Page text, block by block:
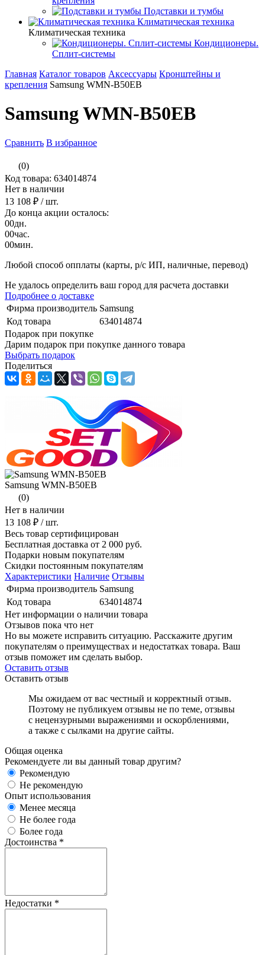
Подставки и тумбы
Климатическая техника
Климатическая техника
Кондиционеры.
Сплит-системы
Главная Каталог товаров Аксессуары Кронштейны и
крепления Samsung WMN-B50EB
Samsung WMN-B50EB
Сравнить В избранное
(0)
Код товара: 634014874
Нет в наличии
13 108 ₽ / шт.
До конца акции осталось:
00дн.
00час.
00мин.
Любой способ опплаты (карты, р/с ИП, наличные, перевод)
Не удалось определить ваш город для расчета доставки
Подробнее о доставке
Фирма производитель Samsung
Код товара
634014874
Подарок при покупке
Дарим подарок при покупке данного товара
Выбрать подарок
Поделиться
Samsung WMN-B50EB
(0)
Нет в наличии
13 108 ₽ / шт.
Весь товар сертифицирован
Бесплатная доставка от 2 000 руб.
Подарки новым покупателям
Скидки постоянным покупателям
Характеристики Наличие Отзывы
Фирма производитель Samsung
Код товара
634014874
Нет информации о наличии товара
Отзывов пока что нет
Но вы можете исправить ситуацию. Расскажите другим
покупателям о преимуществах и недостатках товара. Ваш
отзыв поможет им сделать выбор.
Оставить отзыв
Оставить отзыв
Мы ожидаем от вас честный и корректный отзыв.
Поэтому не публикуем отзывы не по теме, отзывы
с нецензурными выражениями и оскорблениями,
а также с сылками на другие сайты.
Общая оценка
Рекомендуете ли вы данный товар другим?
Рекомендую
Не рекомендую
Опыт использования
Менее месяца
Не более года
Более года
Достоинства *
Недостатки *